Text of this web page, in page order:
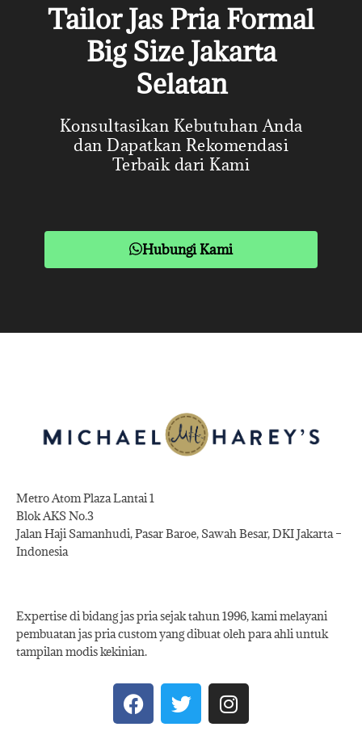
Tailor Jas Pria Formal
Big Size Jakarta
Selatan
Konsultasikan Kebutuhan Anda
dan Dapatkan Rekomendasi
Terbaik dari Kami
Hubungi Kami
Metro Atom Plaza Lantai 1
Blok AKS No.3
Jalan Haji Samanhudi, Pasar Baroe, Sawah Besar, DKI Jakarta –
Indonesia
Expertise di bidang jas pria sejak tahun 1996, kami melayani
pembuatan jas pria custom yang dibuat oleh para ahli untuk
tampilan modis kekinian.